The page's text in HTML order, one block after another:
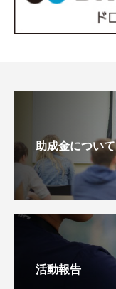
助成金について
活動報告